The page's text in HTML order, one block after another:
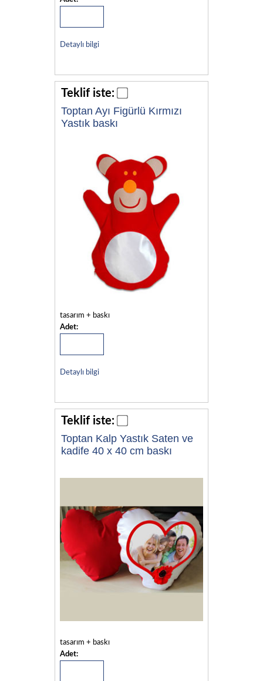
Detaylı bilgi
Teklif iste:
Toptan Ayı Figürlü Kırmızı
Yastık baskı
tasarım + baskı
Adet:
Detaylı bilgi
Teklif iste:
Toptan Kalp Yastık Saten ve
kadife 40 x 40 cm baskı
tasarım + baskı
Adet: